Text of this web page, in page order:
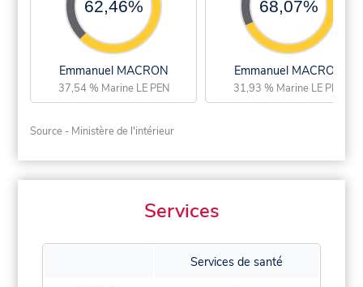
62,46%
Emmanuel MACRON
37,54 % Marine LE PEN
68,07%
Emmanuel MACRON
31,93 % Marine LE PEN
Source - Ministère de l'intérieur
Services
Services de santé